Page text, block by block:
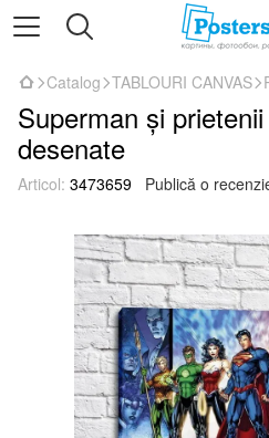
Catalog TABLOURI CANVAS
Superman și
desenate
Articol: 3473659 Publică o